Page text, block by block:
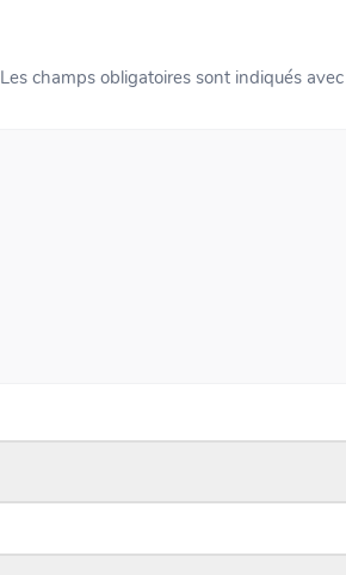
Les champs obligatoires sont indiqués avec